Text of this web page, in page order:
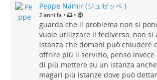
Peppe Namir (ジュゼッペ )
2 anni fa • •
guarda che il problema non si
vuole utilizzare il fediverso, non si
istanza che domani può chiudere
offrire più il servizio, penso invece
di più mettere su un istanza
magari più istanze dove può